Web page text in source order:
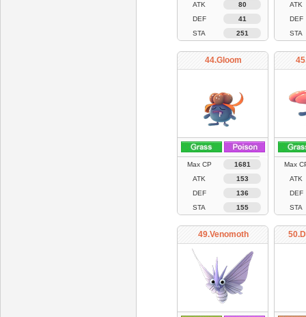
ATK
80
DEF
41
STA
251
ATK
DEF
STA
44.Gloom
Max CP
1681
ATK
153
DEF
136
STA
155
Max
ATK
DEF
STA
49.Venomoth